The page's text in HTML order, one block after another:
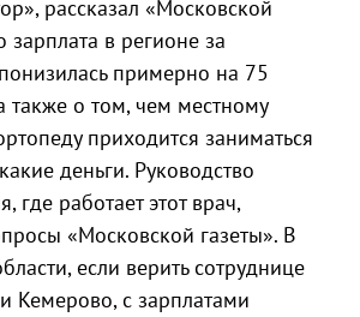
рассказал «Московской
зарплата в регионе за
примерно на 75
также о том, чем местному
приходится заниматься
деньги. Руководство
где работает этот врач,
«Московской газеты». В
если верить сотруднице
Кемерово, с зарплатами